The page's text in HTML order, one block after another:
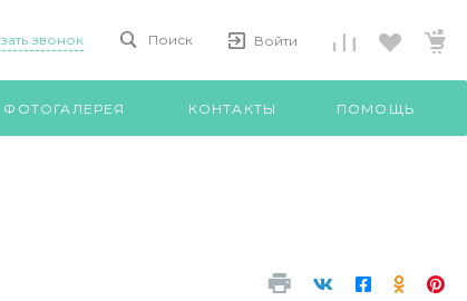
звонок Поиск Войти
ФОТОГАЛЕРЕЯ КОНТАКТЫ ПОМОЩЬ